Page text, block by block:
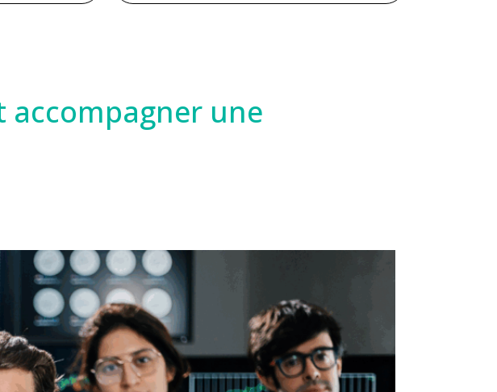
accompagner une